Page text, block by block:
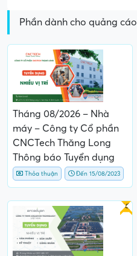
Phần dành cho quảng cáo
Tháng 08/2026 – Nhà
máy – Công ty Cổ phần
CNCTech Thăng Long
Thông báo Tuyển dụng
Thỏa thuận Đến 15/08/2023
Gấp